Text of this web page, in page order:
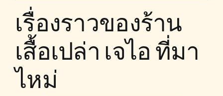
เรื่องราวของร้าน
เสื้อเปล่า เจไอ ที่มา
ไหม่